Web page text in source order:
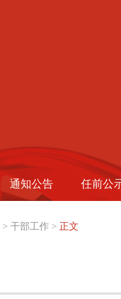
通知公告 任前公
> 干部工作 > 正文